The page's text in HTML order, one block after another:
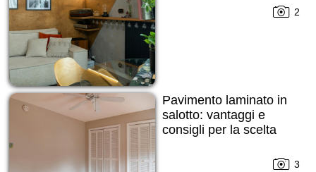
2
Pavimento laminato in
salotto: vantaggi e
consigli per la scelta
3